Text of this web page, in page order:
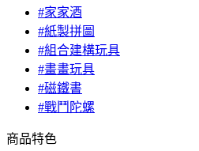
#家家酒
#紙製拼圖
#組合建構玩具
#畫畫玩具
#磁鐵書
#戰鬥陀螺
商品特色